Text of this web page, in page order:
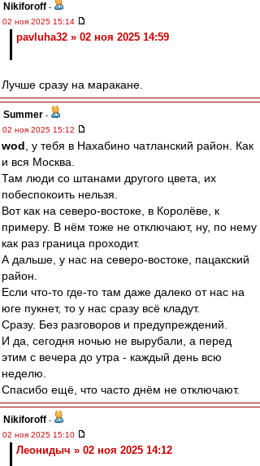
Nikiforoff -
02 ноя 2025 15:14
pavluha32 » 02 ноя 2025 14:59
Лучше сразу на маракане.
Summer -
02 ноя 2025 15:12
wod , у тебя в Нахабино чатланский район. Как
и вся Москва.
Там люди со штанами другого цвета, их
побеспокоить нельзя.
Вот как на северо-востоке, в Королёве, к
примеру. В нём тоже не отключают, ну, по нему
как раз граница проходит.
А дальше, у нас на северо-востоке, пацакский
район.
Если что-то где-то там даже далеко от нас на
юге пукнет, то у нас сразу всё кладут.
Сразу. Без разговоров и предупреждений.
И да, сегодня ночью не вырубали, а перед
этим с вечера до утра - каждый день всю
неделю.
Спасибо ещё, что часто днём не отключают.
Nikiforoff -
02 ноя 2025 15:10
Леонидыч » 02 ноя 2025 14:12